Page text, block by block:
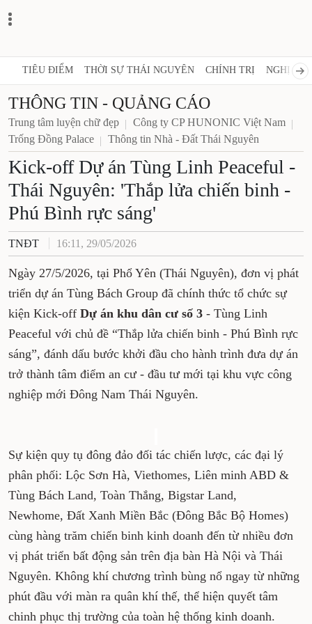
TIÊU ĐIỂM THỜI SỰ THÁI NGUYÊN CHÍNH TRỊ NGHỊ
THÔNG TIN - QUẢNG CÁO
Trung tâm luyện chữ đẹp
Công ty CP HUNONIC Việt Nam
Trống Đồng Palace
Thông tin Nhà - Đất Thái Nguyên
Kick-off Dự án Tùng Linh Peaceful -
Thái Nguyên: 'Thắp lửa chiến binh -
Phú Bình rực sáng'
TNĐT 16:11, 29/05/2026
Ngày 27/5/2026, tại Phổ Yên (Thái Nguyên), đơn vị phát
triển dự án Tùng Bách Group đã chính thức tổ chức sự
kiện Kick-off Dự án khu dân cư số 3 - Tùng Linh
Peaceful với chủ đề “Thắp lửa chiến binh - Phú Bình rực
sáng”, đánh dấu bước khởi đầu cho hành trình đưa dự án
trở thành tâm điểm an cư - đầu tư mới tại khu vực công
nghiệp mới Đông Nam Thái Nguyên.
Sự kiện quy tụ đông đảo đối tác chiến lược, các đại lý
phân phối: Lộc Sơn Hà, Viethomes, Liên minh ABD &
Tùng Bách Land, Toàn Thắng, Bigstar Land,
Newhome, Đất Xanh Miền Bắc (Đông Bắc Bộ Homes)
cùng hàng trăm chiến binh kinh doanh đến từ nhiều đơn
vị phát triển bất động sản trên địa bàn Hà Nội và Thái
Nguyên. Không khí chương trình bùng nổ ngay từ những
phút đầu với màn ra quân khí thế, thể hiện quyết tâm
chinh phục thị trường của toàn hệ thống kinh doanh.